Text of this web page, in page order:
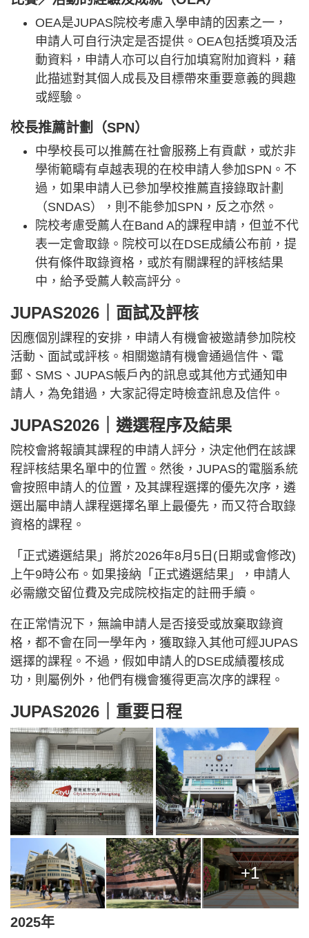
OEA是JUPAS院校考慮入學申請的因素之一，
申請人可自行決定是否提供。OEA包括獎項及活
動資料，申請人亦可以自行加填寫附加資料，藉
此描述對其個人成長及目標帶來重要意義的興趣
或經驗。
校長推薦計劃（SPN）
中學校長可以推薦在社會服務上有貢獻，或於非
學術範疇有卓越表現的在校申請人參加SPN。不
過，如果申請人已參加學校推薦直接錄取計劃
（SNDAS），則不能參加SPN，反之亦然。
院校考慮受薦人在Band A的課程申請，但並不代
表一定會取錄。院校可以在DSE成績公布前，提
供有條件取錄資格，或於有關課程的評核結果
中，給予受薦人較高評分。
JUPAS2026｜面試及評核
因應個別課程的安排，申請人有機會被邀請參加院校
活動、面試或評核。相關邀請有機會通過信件、電
郵、SMS、JUPAS帳戶內的訊息或其他方式通知申
請人，為免錯過，大家記得定時檢查訊息及信件。
JUPAS2026｜遴選程序及結果
院校會將報讀其課程的申請人評分，決定他們在該課
程評核結果名單中的位置。然後，JUPAS的電腦系統
會按照申請人的位置，及其課程選擇的優先次序，遴
選出屬申請人課程選擇名單上最優先，而又符合取錄
資格的課程。
「正式遴選結果」將於2026年8月5日(日期或會修改)
上午9時公布。如果接納「正式遴選結果」，申請人
必需繳交留位費及完成院校指定的註冊手續。
在正常情況下，無論申請人是否接受或放棄取錄資
格，都不會在同一學年內，獲取錄入其他可經JUPAS
選擇的課程。不過，假如申請人的DSE成績覆核成
功，則屬例外，他們有機會獲得更高次序的課程。
JUPAS2026｜重要日程
+1
2025年